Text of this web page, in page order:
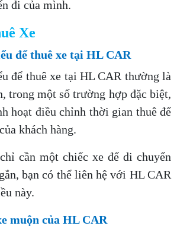
đi của mình.
Xe
để thuê xe tại HL CAR
để thuê xe tại HL CAR thường là
trong một số trường hợp đặc biệt,
hoạt điều chỉnh thời gian thuê để
khách hàng.
cần một chiếc xe để di chuyển
bạn có thể liên hệ với HL CAR
này.
muộn của HL CAR